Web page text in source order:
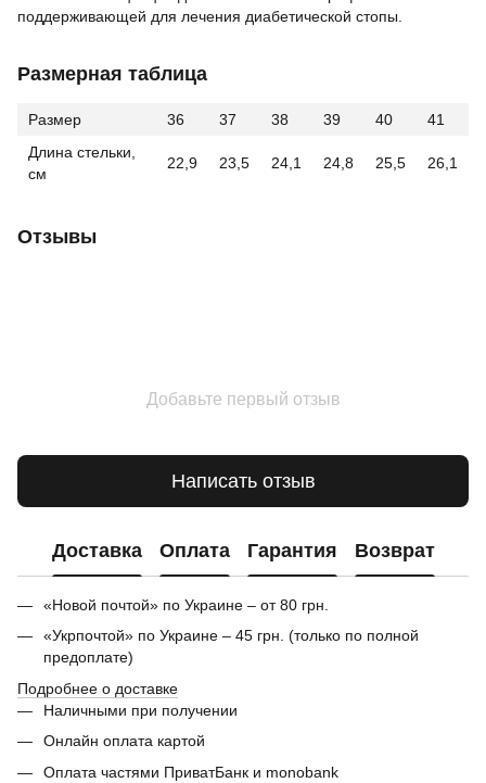
поддерживающей для лечения диабетической стопы.
Размерная таблица
Размер 36 37 38 39 40
41
Длина стельки,
см
22,9 23,5 24,1 24,8 25,5 26,1
Отзывы
Добавьте первый отзыв
Написать отзыв
Доставка Оплата Гарантия Возврат
«Новой почтой» по Украине – от 80 грн.
«Укрпочтой» по Украине – 45 грн. (только по полной
предоплате)
Подробнее о доставке
Наличными при получении
Онлайн оплата картой
Оплата частями ПриватБанк и monobank